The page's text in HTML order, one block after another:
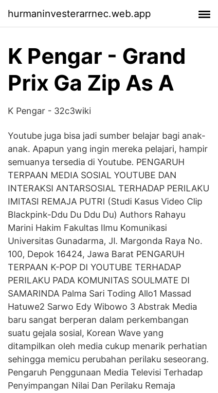
hurmaninvesterarrnec.web.app
K Pengar - Grand
Prix Ga Zip As A
K Pengar - 32c3wiki
Youtube juga bisa jadi sumber belajar bagi anak-
anak. Apapun yang ingin mereka pelajari, hampir
semuanya tersedia di Youtube. PENGARUH
TERPAAN MEDIA SOSIAL YOUTUBE DAN
INTERAKSI ANTARSOSIAL TERHADAP PERILAKU
IMITASI REMAJA PUTRI (Studi Kasus Video Clip
Blackpink-Ddu Du Ddu Du) Authors Rahayu
Marini Hakim Fakultas Ilmu Komunikasi
Universitas Gunadarma, Jl. Margonda Raya No.
100, Depok 16424, Jawa Barat PENGARUH
TERPAAN K-POP DI YOUTUBE TERHADAP
PERILAKU PADA KOMUNITAS SOULMATE DI
SAMARINDA Palma Sari Toding Allo1 Massad
Hatuwe2 Sarwo Edy Wibowo 3 Abstrak Media
baru sangat berperan dalam perkembangan
suatu gejala sosial, Korean Wave yang
ditampilkan oleh media cukup menarik perhatian
sehingga memicu perubahan perilaku seseorang.
Pengaruh Penggunaan Media Televisi Terhadap
Penyimpangan Nilai Dan Perilaku Remaja